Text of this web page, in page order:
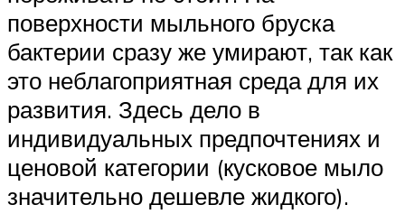
поверхности мыльного бруска
бактерии сразу же умирают, так как
это неблагоприятная среда для их
развития. Здесь дело в
индивидуальных предпочтениях и
ценовой категории (кусковое мыло
значительно дешевле жидкого).